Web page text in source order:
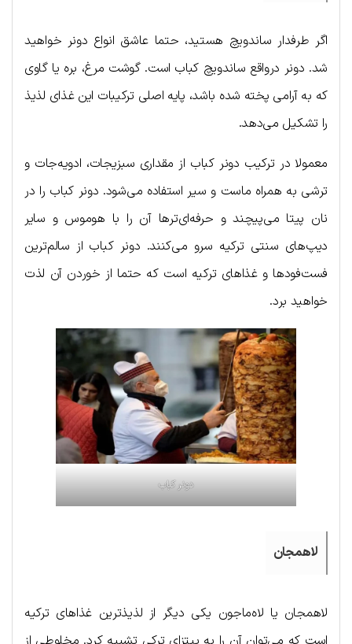
اگر طرفدار ساندویچ هستید، حتما عاشق انواع دونر خواهید
شد. دونر درواقع ساندویچ کباب است. گوشت مرغ، بره یا گاوی
که به آرامی پخته شده باشد، پایه اصلی ترکیبات این غذای لذیذ
را تشکیل می‌دهد.
معمولا در ترکیب دونر کباب از مقداری سبزیجات، ادویه‌جات و
ترشی به همراه ماست و سیر استفاده می‌شود. دونر کباب را در
نان پیتا می‌پیچند و حرفه‌ای‌ترها آن را با هوموس و سایر
دیپ‌های سنتی ترکیه سرو می‌کنند. دونر کباب از سالم‌ترین
فست‌فودها و غذاهای ترکیه است که حتما از خوردن آن لذت
خواهید برد.
دونر کباب
لاهمجان
لاهمجان یا لاه‌ماجون یکی دیگر از لذیذترین غذاهای ترکیه